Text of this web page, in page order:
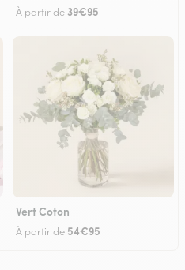
À partir de 39€95
Vert Coton
À partir de 54€95